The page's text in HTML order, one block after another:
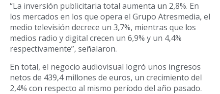
“La inversión publicitaria total aumenta un 2,8%. En
los mercados en los que opera el Grupo Atresmedia, el
medio televisión decrece un 3,7%, mientras que los
medios radio y digital crecen un 6,9% y un 4,4%
respectivamente”, señalaron.
En total, el negocio audiovisual logró unos ingresos
netos de 439,4 millones de euros, un crecimiento del
2,4% con respecto al mismo período del año pasado.